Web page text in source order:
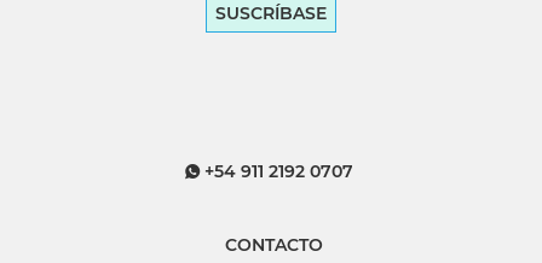
SUSCRÍBASE
+54 911 2192 0707
CONTACTO